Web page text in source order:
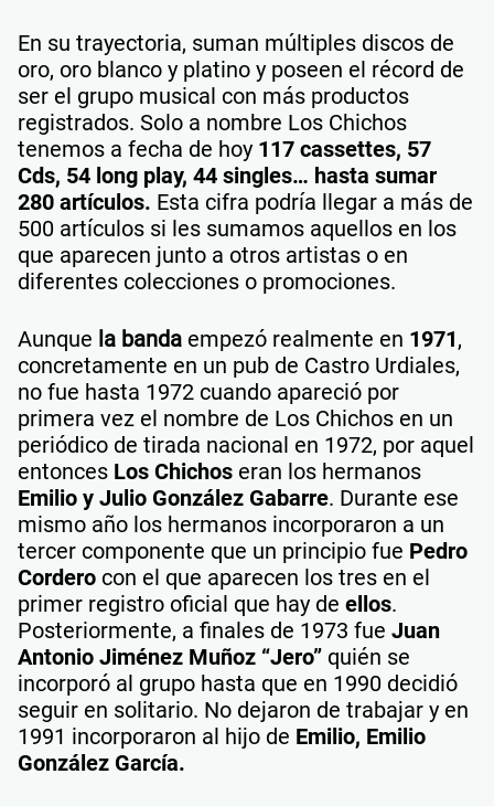
En su trayectoria, suman múltiples discos de
oro, oro blanco y platino y poseen el récord de
ser el grupo musical con más productos
registrados. Solo a nombre Los Chichos
tenemos a fecha de hoy 117 cassettes, 57
Cds, 54 long play, 44 singles… hasta sumar
280 artículos. Esta cifra podría llegar a más de
500 artículos si les sumamos aquellos en los
que aparecen junto a otros artistas o en
diferentes colecciones o promociones.
Aunque la banda empezó realmente en 1971,
concretamente en un pub de Castro Urdiales,
no fue hasta 1972 cuando apareció por
primera vez el nombre de Los Chichos en un
periódico de tirada nacional en 1972, por aquel
entonces Los Chichos eran los hermanos
Emilio y Julio González Gabarre. Durante ese
mismo año los hermanos incorporaron a un
tercer componente que un principio fue Pedro
Cordero con el que aparecen los tres en el
primer registro oficial que hay de ellos.
Posteriormente, a finales de 1973 fue Juan
Antonio Jiménez Muñoz “Jero” quién se
incorporó al grupo hasta que en 1990 decidió
seguir en solitario. No dejaron de trabajar y en
1991 incorporaron al hijo de Emilio, Emilio
González García.